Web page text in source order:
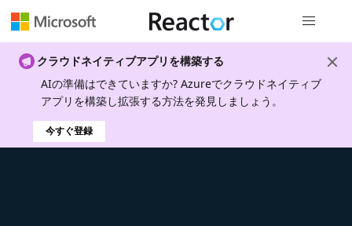
クラウドネイティブアプリを構築する
AIの準備はできていますか? Azureでクラウドネイティブ
アプリを構築し拡張する方法を発見しましょう。
今すぐ登録